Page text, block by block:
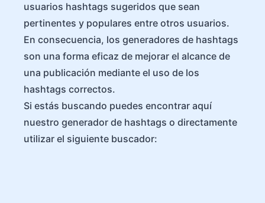
usuarios hashtags sugeridos que sean
pertinentes y populares entre otros usuarios.
En consecuencia, los generadores de hashtags
son una forma eficaz de mejorar el alcance de
una publicación mediante el uso de los
hashtags correctos.
Si estás buscando puedes encontrar aquí
nuestro generador de hashtags o directamente
utilizar el siguiente buscador: